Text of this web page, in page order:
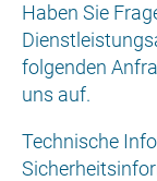
Haben Sie
folgenden
uns auf.
Technische